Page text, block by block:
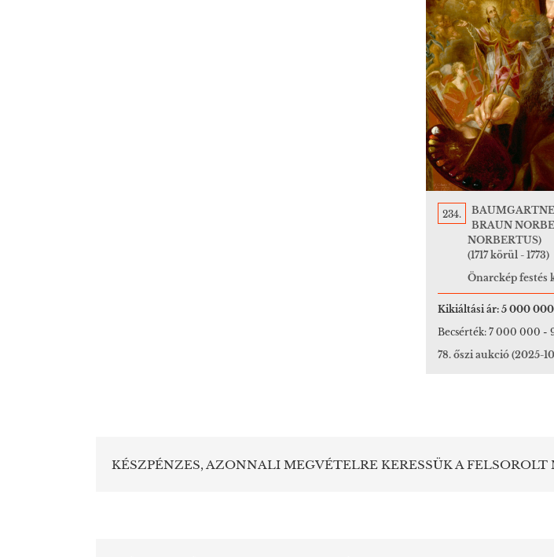
234.
BRAUN
NORBERTUS)
(1717 körül - 1773)
Önarckép festés
Kikiáltási ár: 5 000
Becsérték: 7 000 000 -
78. őszi aukció (2025-
KÉSZPÉNZES, AZONNALI MEGVÉTELRE KERESSÜK A